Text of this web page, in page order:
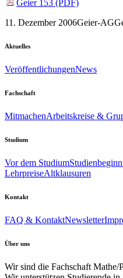
Geier 153 (PDF)
11. Dezember 2006Geier-AG
Aktuelles
VeröffentlichungenNews
Fachschaft
MitmachenArbeitskreise &
Studium
Vor dem StudiumStudienbeginn
LehrpreiseAltklausuren
Kontakt
FAQ & KontaktNewsletter
Über uns
Wir sind die Fachschaft